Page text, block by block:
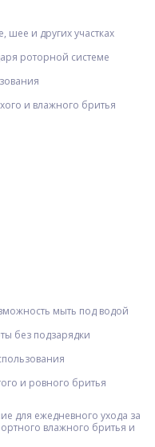
шее и других участках
роторной системе
и влажного бритья
мыть под водой
без подзарядки
и ровного бритья
для ежедневного ухода за
влажного бритья и